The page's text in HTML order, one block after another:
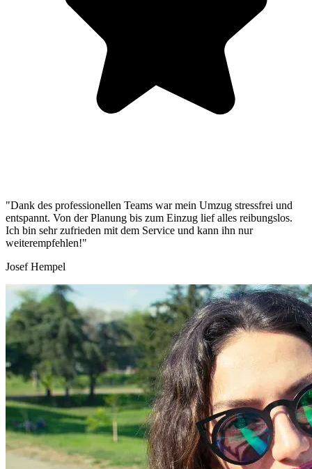
"Dank des professionellen Teams war mein Umzug stressfrei und
entspannt. Von der Planung bis zum Einzug lief alles reibungslos.
Ich bin sehr zufrieden mit dem Service und kann ihn nur
weiterempfehlen!"
Josef Hempel